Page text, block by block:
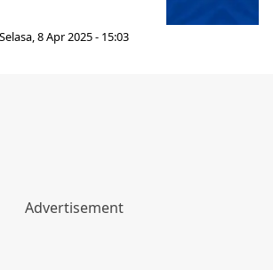
Selasa, 8 Apr 2025 - 15:03